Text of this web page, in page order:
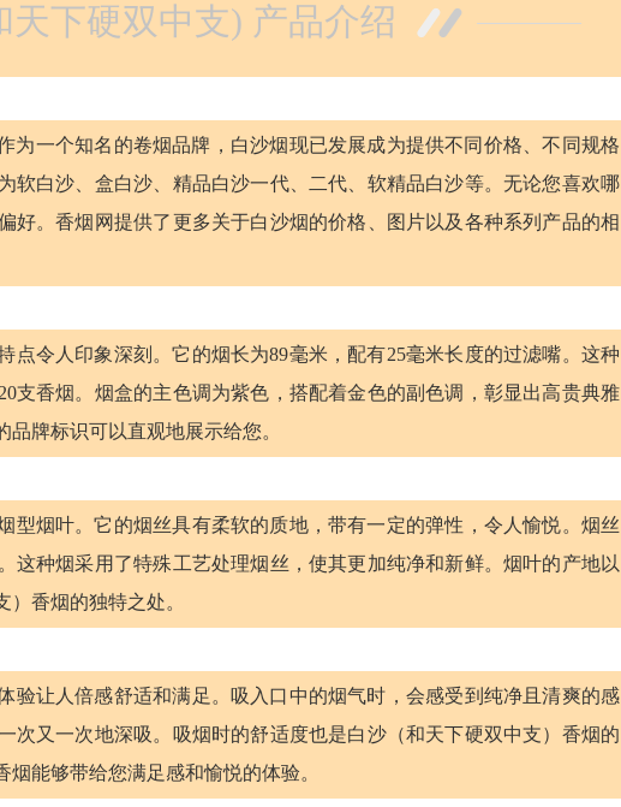
天下硬双中支) 产品介绍
为一个知名的卷烟品牌，白沙烟现已发展成为提供不同价格、不同规格
软白沙、盒白沙、精品白沙一代、二代、软精品白沙等。无论您喜欢哪
好。香烟网提供了更多关于白沙烟的价格、图片以及各种系列产品的相
点令人印象深刻。它的烟长为89毫米，配有25毫米长度的过滤嘴。这种
支香烟。烟盒的主色调为紫色，搭配着金色的副色调，彰显出高贵典雅
牌标识可以直观地展示给您。
型烟叶。它的烟丝具有柔软的质地，带有一定的弹性，令人愉悦。烟丝
这种烟采用了特殊工艺处理烟丝，使其更加纯净和新鲜。烟叶的产地以
香烟的独特之处。
验让人倍感舒适和满足。吸入口中的烟气时，会感受到纯净且清爽的感
次又一次地深吸。吸烟时的舒适度也是白沙（和天下硬双中支）香烟的
能够带给您满足感和愉悦的体验。